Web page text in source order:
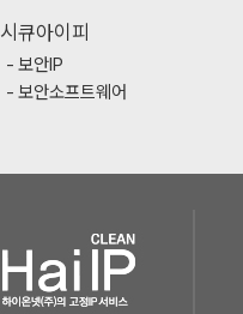
시큐아이피
보안IP
보안소프트웨어